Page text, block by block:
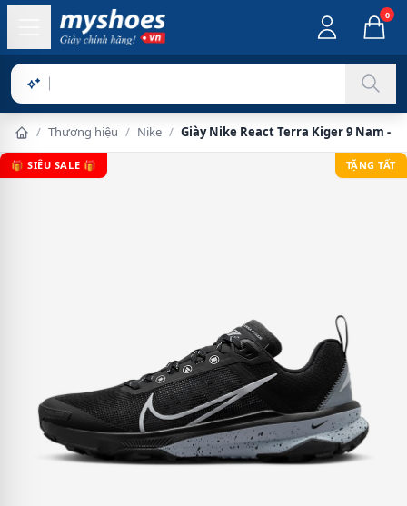
0
Sản phẩm
/ Thương hiệu / Nike / Giày Nike React Terra Kiger 9 Nam -
🎁 SIÊU SALE 🎁 TẶNG TẤT